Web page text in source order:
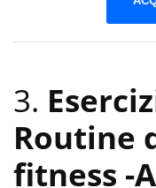
3.
Routine
fitness -